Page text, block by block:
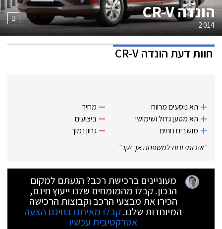
הונדה CR-V
2014
חוות דעתהונדה CR-V
תא נוסעים מרווח
תא מטען גדול ושימושי
מושבים נוחים
מחיר
ביצועים
גחון נמוך
״איכותי ונוח למשפחה אך יקר״
מעוניינים ברכישת רכב? הגעתם למקום
הנכון. קבלו מהמומחים שלנו ייעוץ חינם,
הכירו את מבצעי הרכב וקבוצות הרכישה
המיוחדות שלנו. קבלו מאיתנו בחינם הצעה
אטרקטיבית עכשיו